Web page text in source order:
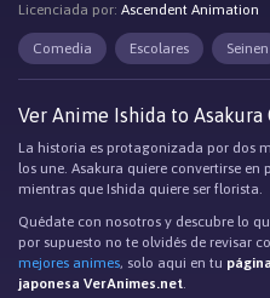
Licenciada por: Ascendent Animation
Comedia Escolares Seinen
Ver Anime Ishida to Asakura
La historia es protagonizada por dos
los une. Asakura quiere convertirse en
mientras que Ishida quiere ser florista.
Quédate con nosotros y descubre lo
por supuesto no te olvidés de revisar
mejores animes, solo aqui en tu
japonesa VerAnimes.net.